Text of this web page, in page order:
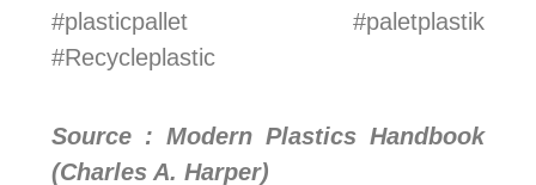
#plasticpallet #paletplastik
#Recycleplastic
Source : Modern Plastics Handbook
(Charles A. Harper)